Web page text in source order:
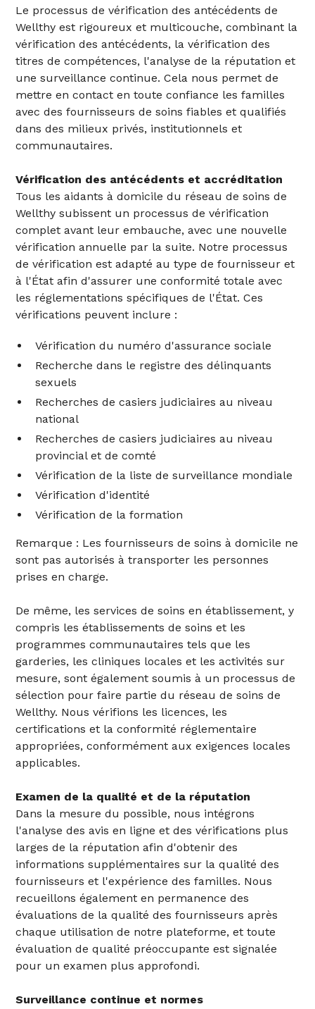
Le processus de vérification des antécédents de
Wellthy est rigoureux et multicouche, combinant la
vérification des antécédents, la vérification des
titres de compétences, l'analyse de la réputation et
une surveillance continue. Cela nous permet de
mettre en contact en toute confiance les familles
avec des fournisseurs de soins fiables et qualifiés
dans des milieux privés, institutionnels et
communautaires.
Vérification des antécédents et accréditation
Tous les aidants à domicile du réseau de soins de
Wellthy subissent un processus de vérification
complet avant leur embauche, avec une nouvelle
vérification annuelle par la suite. Notre processus
de vérification est adapté au type de fournisseur et
à l'État afin d'assurer une conformité totale avec
les réglementations spécifiques de l'État. Ces
vérifications peuvent inclure :
Vérification du numéro d'assurance sociale
Recherche dans le registre des délinquants
sexuels
Recherches de casiers judiciaires au niveau
national
Recherches de casiers judiciaires au niveau
provincial et de comté
Vérification de la liste de surveillance mondiale
Vérification d'identité
Vérification de la formation
Remarque : Les fournisseurs de soins à domicile ne
sont pas autorisés à transporter les personnes
prises en charge.
De même, les services de soins en établissement, y
compris les établissements de soins et les
programmes communautaires tels que les
garderies, les cliniques locales et les activités sur
mesure, sont également soumis à un processus de
sélection pour faire partie du réseau de soins de
Wellthy. Nous vérifions les licences, les
certifications et la conformité réglementaire
appropriées, conformément aux exigences locales
applicables.
Examen de la qualité et de la réputation
Dans la mesure du possible, nous intégrons
l'analyse des avis en ligne et des vérifications plus
larges de la réputation afin d'obtenir des
informations supplémentaires sur la qualité des
fournisseurs et l'expérience des familles. Nous
recueillons également en permanence des
évaluations de la qualité des fournisseurs après
chaque utilisation de notre plateforme, et toute
évaluation de qualité préoccupante est signalée
pour un examen plus approfondi.
Surveillance continue et normes